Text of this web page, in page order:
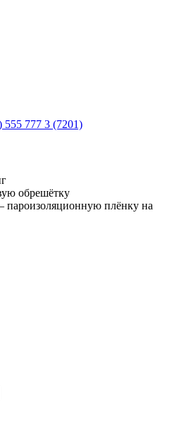
555 777 3 (7201)
обрешётку
пароизоляционную плёнку на